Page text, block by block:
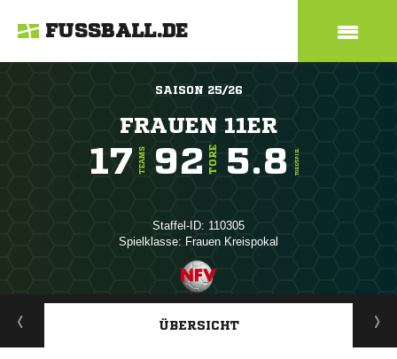
FUSSBALL.DE
SAISON 25/26
FRAUEN 11ER
17 TEAMS 92 TORE 5.8 TORE/SPIEL
Staffel-ID: 110305
Spielklasse: Frauen Kreispokal
ANZEIGE
ÜBERSICHT